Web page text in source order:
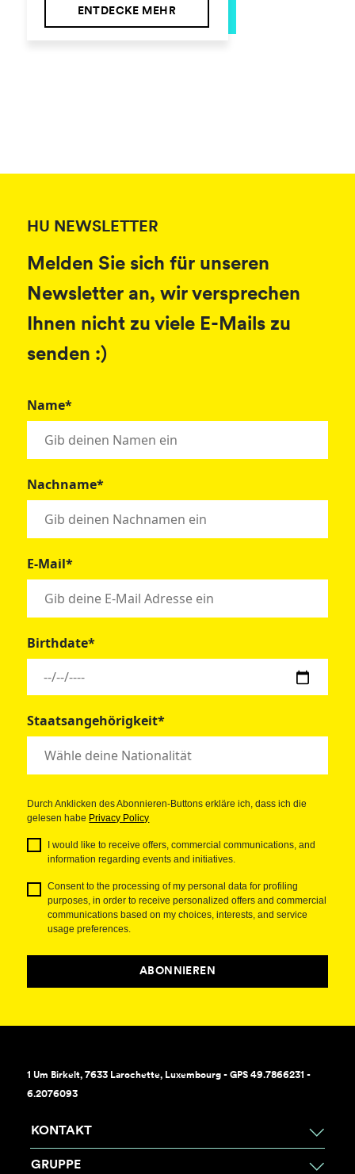
ENTDECKE MEHR
HU NEWSLETTER
Melden Sie sich für unseren
Newsletter an, wir versprechen
Ihnen nicht zu viele E-Mails zu
senden :)
Name*
Nachname*
E-Mail*
Birthdate*
Staatsangehörigkeit*
Durch Anklicken des Abonnieren-Buttons erkläre ich, dass ich die
gelesen habe Privacy Policy
I would like to receive offers, commercial communications, and
information regarding events and initiatives.
Consent to the processing of my personal data for profiling
purposes, in order to receive personalized offers and commercial
communications based on my choices, interests, and service
usage preferences.
ABONNIEREN
1 Um Birkelt, 7633 Larochette, Luxembourg - GPS 49.7866231 -
6.2076093
KONTAKT
GRUPPE